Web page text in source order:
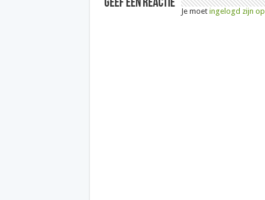
Geef een reactie
Je moet ingelogd zijn op